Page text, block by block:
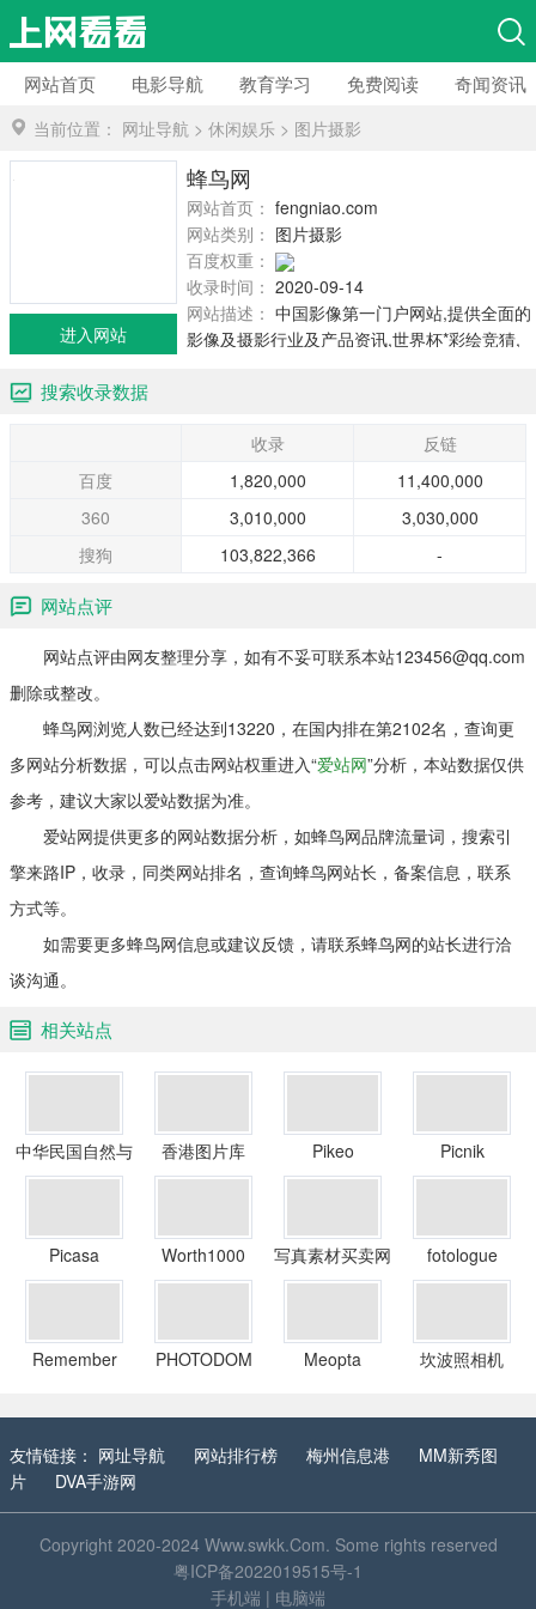
网站首页 电影导航 教育学习 免费阅读 奇闻资讯
当前位置： 网址导航 > 休闲娱乐 > 图片摄影
蜂鸟网
网站首页： fengniao.com
网站类别： 图片摄影
百度权重：
收录时间： 2020-09-14
网站描述： 中国影像第一门户网站,提供全面的
影像及摄影行业及产品资讯,世界杯*彩绘竞猜,
进入网站
搜索收录数据
收录
反链
百度
1,820,000
11,400,000
360
3,010,000
3,030,000
搜狗
103,822,366 -
网站点评
网站点评由网友整理分享，如有不妥可联系本站123456@qq.com
删除或整改。
蜂鸟网浏览人数已经达到13220，在国内排在第2102名，查询更
多网站分析数据，可以点击网站权重进入“爱站网”分析，本站数据仅供
参考，建议大家以爱站数据为准。
爱站网提供更多的网站数据分析，如蜂鸟网品牌流量词，搜索引
擎来路IP，收录，同类网站排名，查询蜂鸟网站长，备案信息，联系
方式等。
如需要更多蜂鸟网信息或建议反馈，请联系蜂鸟网的站长进行洽
谈沟通。
相关站点
中华民国自然与
生态摄影学会
香港图片库 Pikeo Picnik
Picasa Worth1000
写真素材买卖网
PIXTA
fotologue
Remember PHOTODOM Meopta 坎波照相机
友情链接： 网址导航 网站排行榜 梅州信息港
MM新秀图
片
DVA手游网
Copyright 2020-2024 Www.swkk.Com. Some rights reserved
粤ICP备2022019515号-1
手机端 | 电脑端